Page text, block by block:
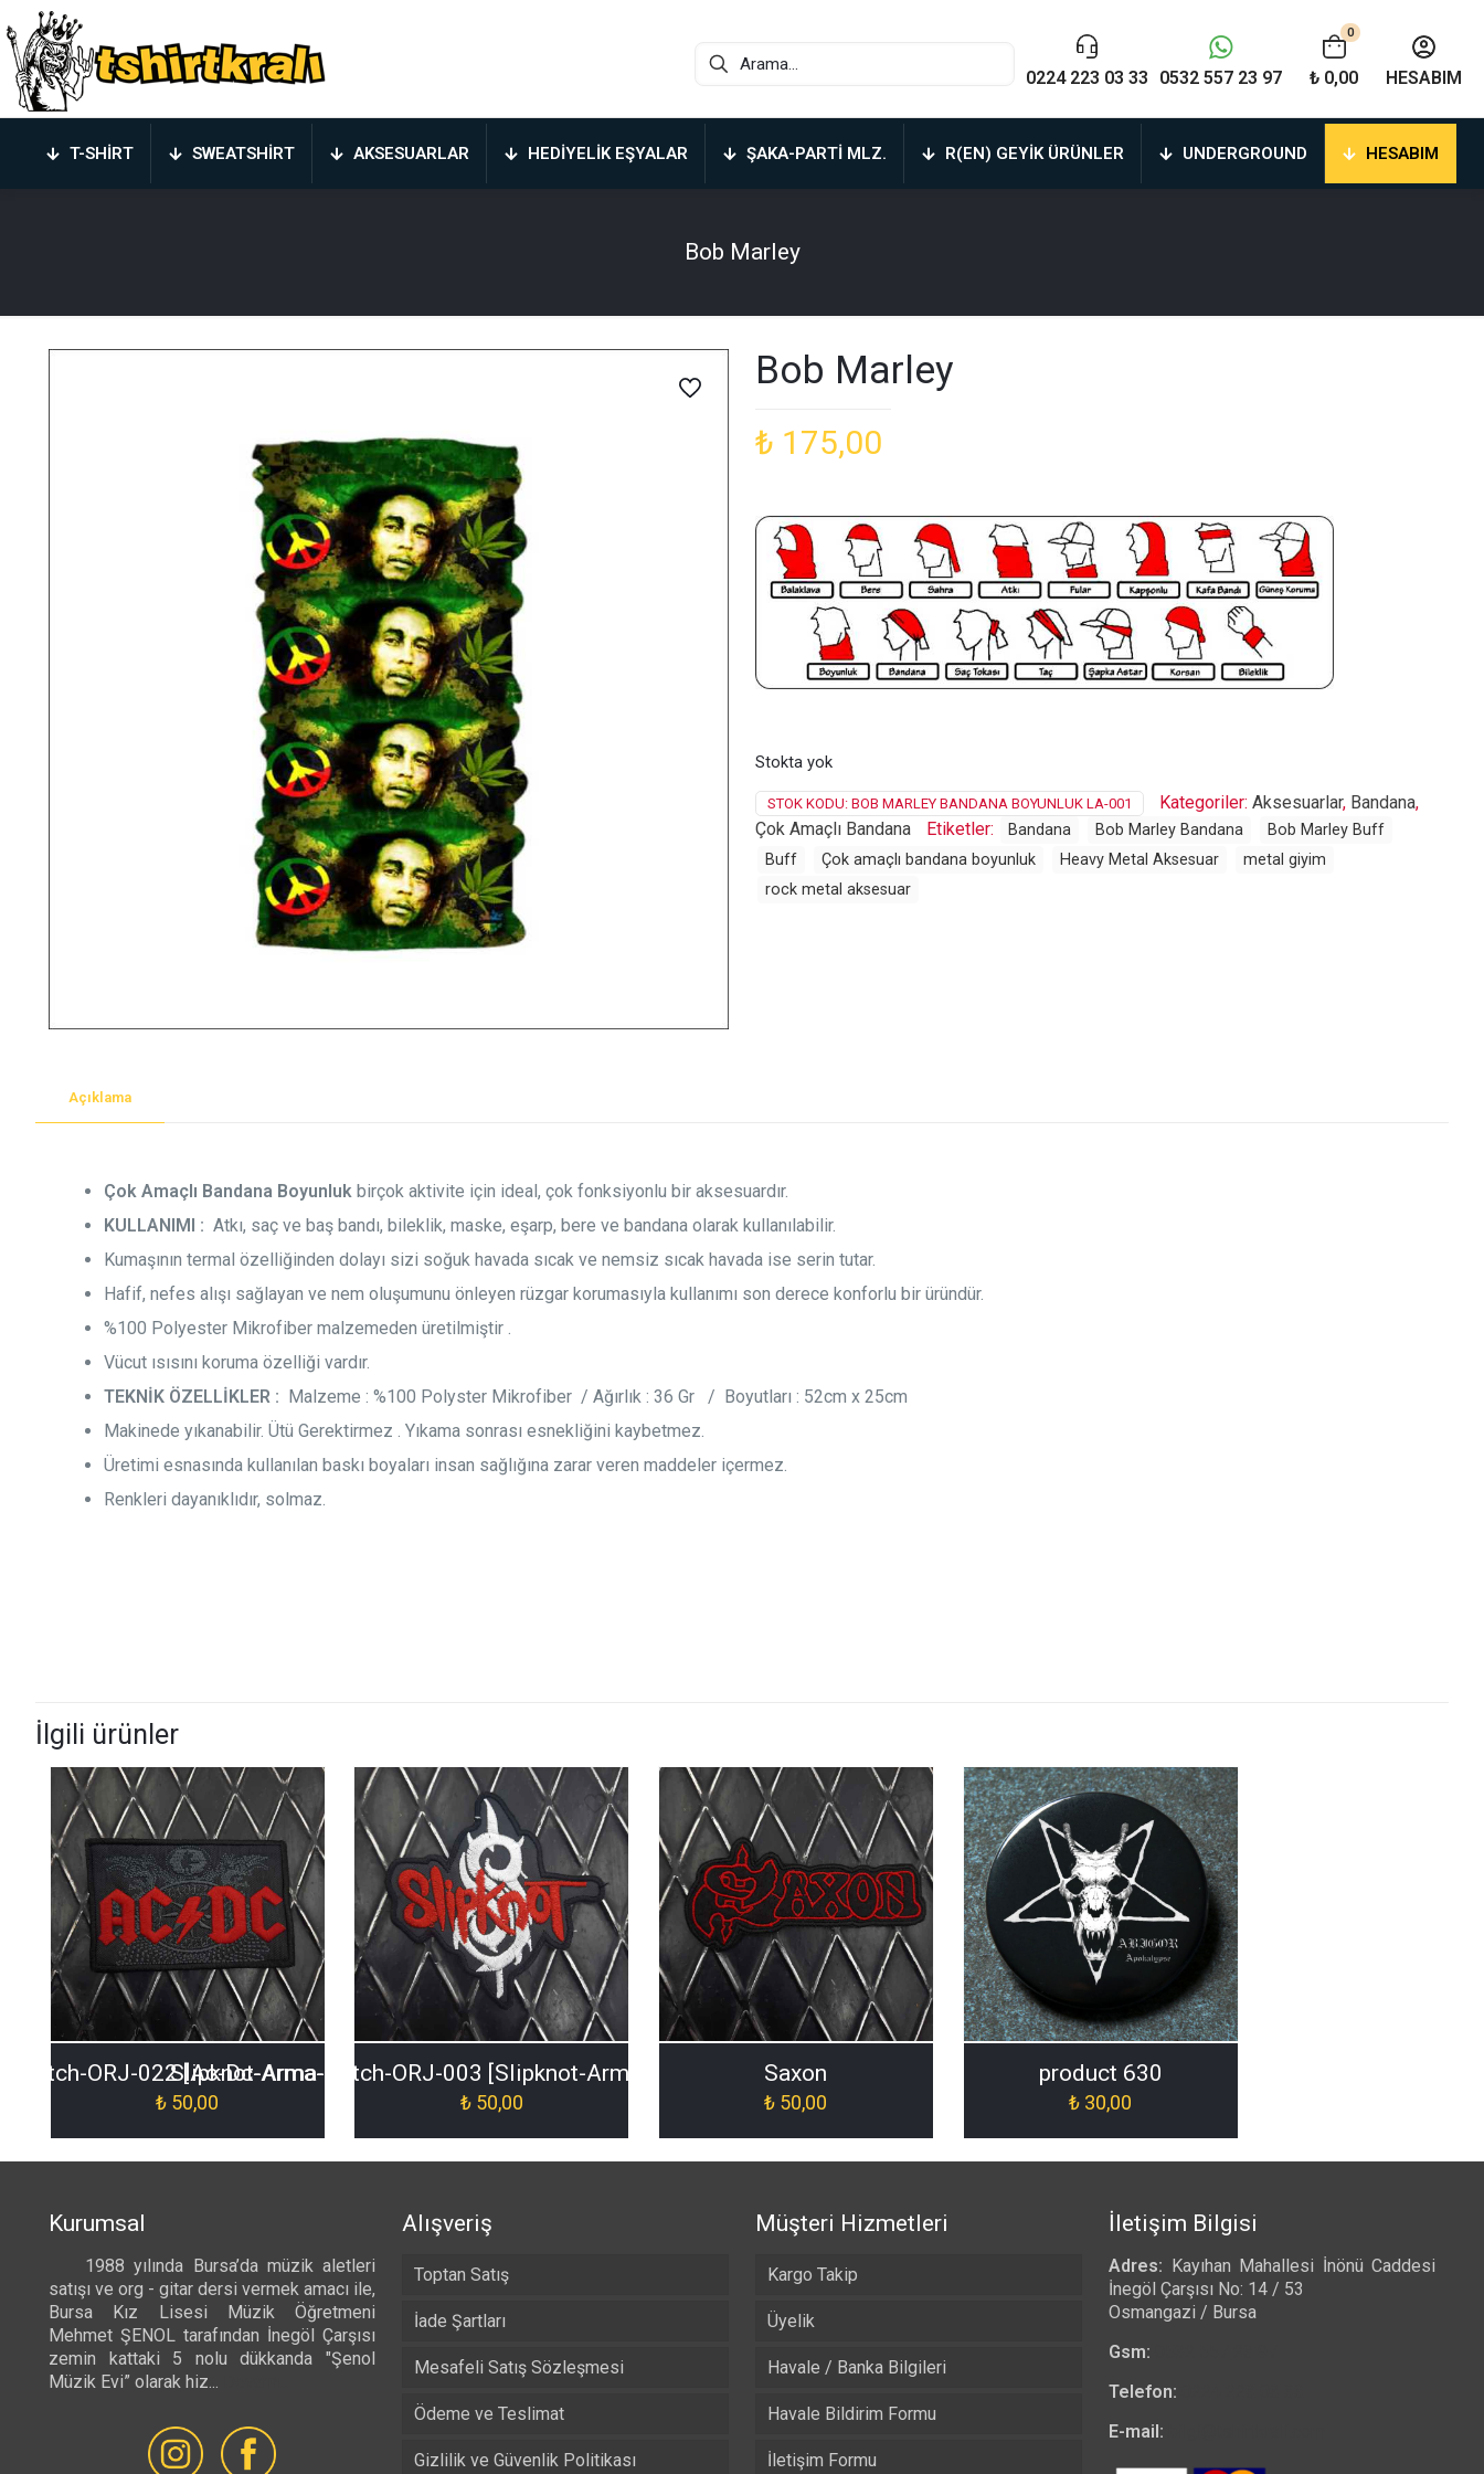
0224 223 03 33 0532 557 23 97
0
₺ 0,00 HESABIM
T-SHIRT SWEATSHIRT AKSESUARLAR HEDIYELIK EŞYALAR ŞAKA-PARTI MLZ. R(EN) GEYIK ÜRÜNLER UNDERGROUND HESABIM
Bob Marley
Bob Marley
₺ 175,00
Stokta yok
STOK KODU: BOB MARLEY BANDANA BOYUNLUK LA-001 Kategoriler: Aksesuarlar, Bandana,
Çok Amaçlı Bandana
Etiketler: Bandana Bob Marley Bandana
Bob Marley Buff
Buff
Çok amaçlı bandana boyunluk Heavy Metal Aksesuar
metal giyim
rock metal aksesuar
Açıklama
Çok Amaçlı Bandana Boyunluk birçok aktivite için ideal, çok fonksiyonlu bir aksesuardır.
KULLANIMI :Atkı, saç ve baş bandı, bileklik, maske, eşarp, bere ve bandana olarak kullanılabilir.
Kumaşının termal özelliğinden dolayı sizi soğuk havada sıcak ve nemsiz sıcak havada ise serin tutar.
Hafif, nefes alışı sağlayan ve nem oluşumunu önleyen rüzgar korumasıyla kullanımı son derece konforlu bir üründür.
%100 Polyester Mikrofiber malzemeden üretilmiştir .
Vücut ısısını koruma özelliği vardır.
TEKNİK ÖZELLİKLER : Malzeme : %100 Polyster Mikrofiber / Ağırlık : 36 Gr / Boyutları : 52cm x 25cm
Makinede yıkanabilir. Ütü Gerektirmez . Yıkama sonrası esnekliğini kaybetmez.
Üretimi esnasında kullanılan baskı boyaları insan sağlığına zarar veren maddeler içermez.
Renkleri dayanıklıdır, solmaz.
İlgili ürünler
Patch-ORJ-022 [Ac-Dc-Arma-Patch-ORJ-022]
₺ 50,00
Slipknot-Arma-Patch-ORJ-003 [Slipknot-Arma-Patch-ORJ-003]
₺50,00
Saxon
₺ 50,00
product 630
₺ 30,00
Kurumsal
1988 yılında Bursa’da müzik aletleri
satışı ve org - gitar dersi vermek amacı ile,
Bursa Kız Lisesi Müzik Öğretmeni
Mehmet ŞENOL tarafından İnegöl Çarşısı
zemin kattaki 5 nolu dükkanda "Şenol
Müzik Evi” olarak hiz...
Alışveriş
Toptan Satış
İade Şartları
Mesafeli Satış Sözleşmesi
Ödeme ve Teslimat
Gizlilik ve Güvenlik Politikası
Müşteri Hizmetleri
Kargo Takip
Üyelik
Havale / Banka Bilgileri
Havale Bildirim Formu
İletişim Formu
İletişim Bilgisi
Adres: Kayıhan Mahallesi İnönü Caddesi
İnegöl Çarşısı No: 14 / 53
Osmangazi / Bursa
Gsm:
Telefon:
E-mail: